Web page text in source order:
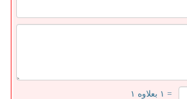
= ۱ بعلاوه ۱